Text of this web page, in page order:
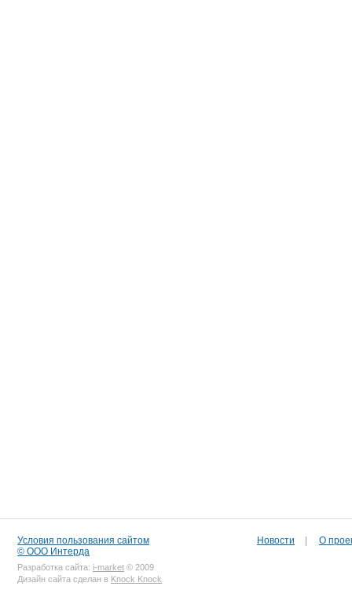
Условия пользования сайтом
© ООО Интерда
Разработка сайта: i-market © 2009
Дизайн сайта сделан в Knock Knock
Новости О